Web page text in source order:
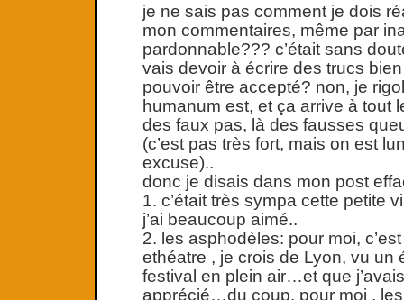
je ne sais pas comment je dois
mon commentaires, même par
pardonnable??? c’était sans
vais devoir à écrire des trucs
pouvoir être accepté? non, je
humanum est, et ça arrive à tout
des faux pas, là des fausses
(c’est pas très fort, mais on est
excuse)..
donc je disais dans mon post
1. c’était très sympa cette petite
j’ai beaucoup aimé..
2. les asphodèles: pour moi,
ethéatre , je crois de Lyon, vu un
festival en plein air…et que
apprécié…du coup, pour moi ,